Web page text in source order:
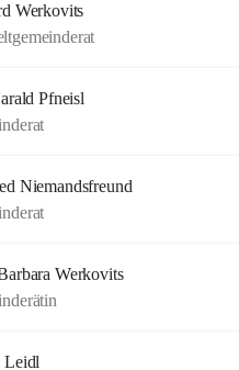
Werkovits
Pfneisl
Niemandsfreund
Werkovits
Leidl